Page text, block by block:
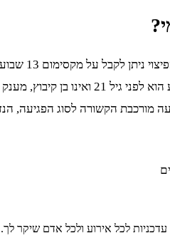
הפיצוי
הקשורה לסוג הפגיעה,
לכל אירוע ולכל אדם שיקר לך.